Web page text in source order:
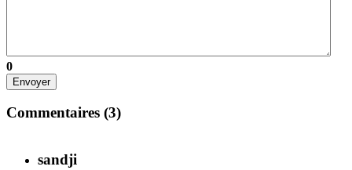
0
Envoyer
Commentaires (3)
sandji